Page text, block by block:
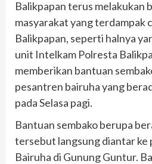
Balikpapan terus melakukan
masyarakat yang terdampak
Balikpapan, seperti halnya
unit Intelkam Polresta
memberikan bantuan
pesantren bairuha yang
pada Selasa pagi.
Bantuan sembako berupa
tersebut langsung diantar ke
Bairuha di Gunung Guntur.